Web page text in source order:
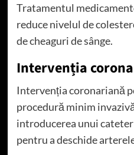
Tratamentul
reduce nivelul de
de cheaguri de sânge.
Intervenția
Intervenția coronariană
procedură minim
introducerea unui
pentru a deschide